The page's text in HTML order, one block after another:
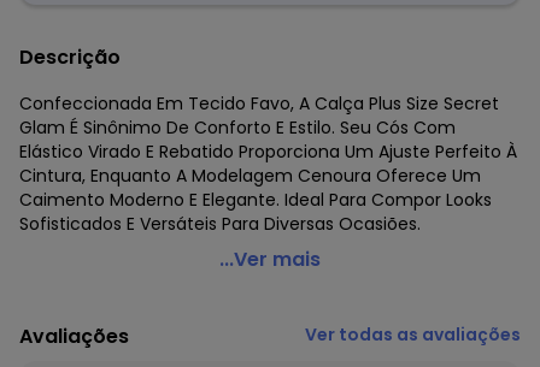
Descrição
Confeccionada Em Tecido Favo, A Calça Plus Size Secret
Glam É Sinônimo De Conforto E Estilo. Seu Cós Com
Elástico Virado E Rebatido Proporciona Um Ajuste Perfeito À
Cintura, Enquanto A Modelagem Cenoura Oferece Um
Caimento Moderno E Elegante. Ideal Para Compor Looks
Sofisticados E Versáteis Para Diversas Ocasiões.
Secret Glam - Calça Tecido Favo Plus Size Preto
Fornecedor: ROVITEX IND E COM DE MALHAS LTDA / CNPJ
79.233.672/0010-98
...Ver mais
Avaliações Ver todas as avaliações